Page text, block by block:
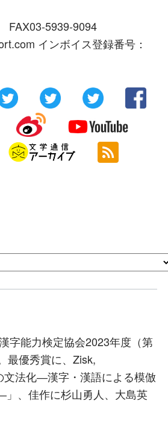
FAX03-5939-9094
インボイス登録番号：
字能力検定協会2023年度（第
最優秀賞に、Zisk,
文法化―漢字・漢語による模倣
、佳作に杉山勇人、大島英